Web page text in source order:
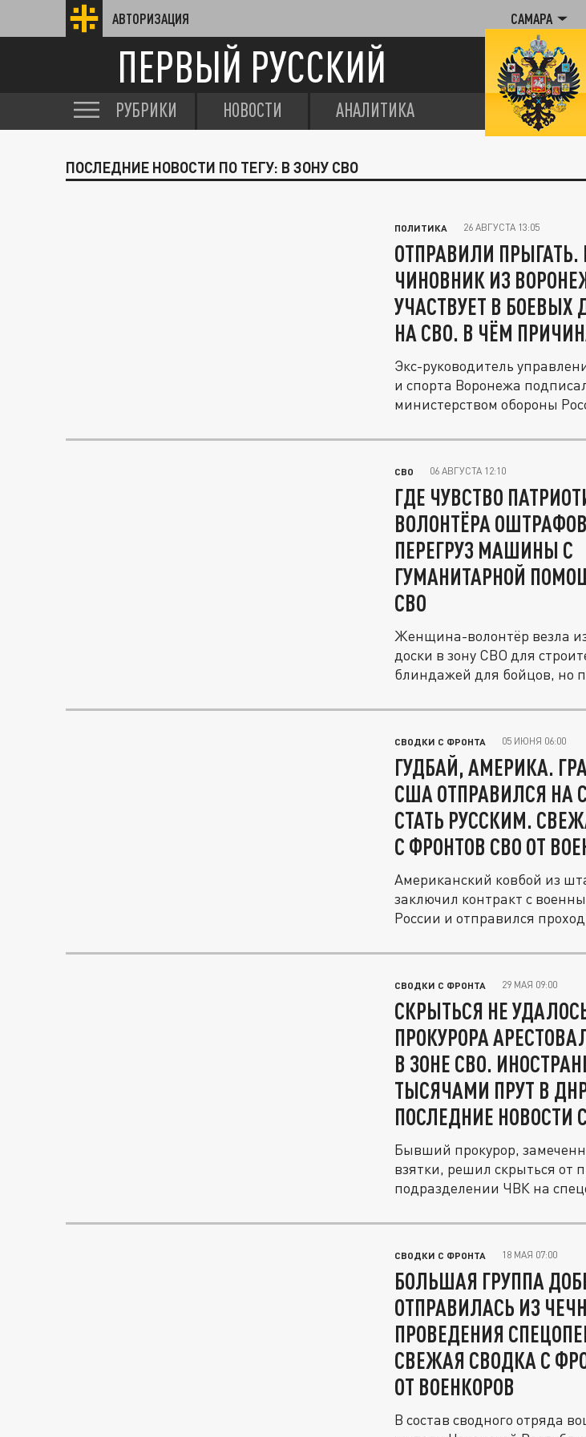
АВТОРИЗАЦИЯ САМАРА
ПЕРВЫЙ РУССКИЙ
РУБРИКИ НОВОСТИ АНАЛИТИКА
ПОСЛЕДНИЕ НОВОСТИ ПО ТЕГУ: В ЗОНУ СВО
ПОЛИТИКА 26 АВГУСТА 13:05
ОТПРАВИЛИ
ЧИНОВНИК ИЗ
УЧАСТВУЕТ В БОЕВЫХ
НА СВО. В ЧЁМ
Экс-руководитель
и спорта Воронежа
министерством обороны
СВО 06 АВГУСТА 12:10
ГДЕ ЧУВСТВО
ВОЛОНТЁРА
ПЕРЕГРУЗ МАШИНЫ С
ГУМАНИТАРНОЙ
СВО
Женщина-волонтёр везла
доски в зону СВО для
блиндажей для бойцов, но
СВОДКИ С ФРОНТА 05 ИЮНЯ 06:00
ГУДБАЙ, АМЕРИКА.
США ОТПРАВИЛСЯ НА
СТАТЬ РУССКИМ.
С ФРОНТОВ СВО ОТ
Американский ковбой из
заключил контракт с
России и отправился
СВОДКИ С ФРОНТА 29 МАЯ 09:00
СКРЫТЬСЯ НЕ
ПРОКУРОРА
В ЗОНЕ СВО.
ТЫСЯЧАМИ ПРУТ В
ПОСЛЕДНИЕ НОВОСТИ
Бывший прокурор,
взятки, решил скрыться от
подразделении ЧВК на
СВОДКИ С ФРОНТА 18 МАЯ 07:00
БОЛЬШАЯ ГРУППА
ОТПРАВИЛАСЬ ИЗ
ПРОВЕДЕНИЯ
СВЕЖАЯ СВОДКА С
ОТ ВОЕНКОРОВ
В состав сводного отряда